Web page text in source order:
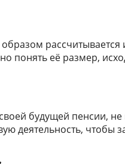
рассчитывается
понять её размер,
будущей пенсии, не
деятельность, чтобы